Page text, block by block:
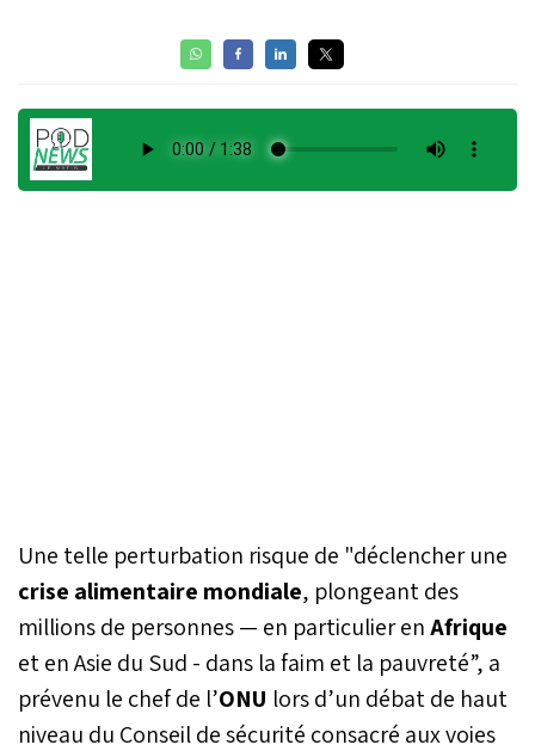
Une telle perturbation risque de "déclencher une
crise alimentaire mondiale, plongeant des
millions de personnes — en particulier enAfrique
et en Asie du Sud - dans la faim et la pauvreté”, a
prévenu le chef de l’ONU lors d’un débat de haut
niveau du Conseil de sécurité consacré aux voies